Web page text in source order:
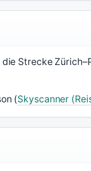
Strecke
(Skyscanner